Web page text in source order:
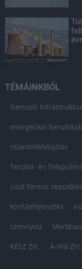
TÉMÁINKBÓL
Nemzeti
energetikai
műemlékfelújítás
Terület- és
Liszt Ferenc repülőtér
kórházfejlesztés
szennyvíz
KÉSZ Zrt. A-Híd Zrt.